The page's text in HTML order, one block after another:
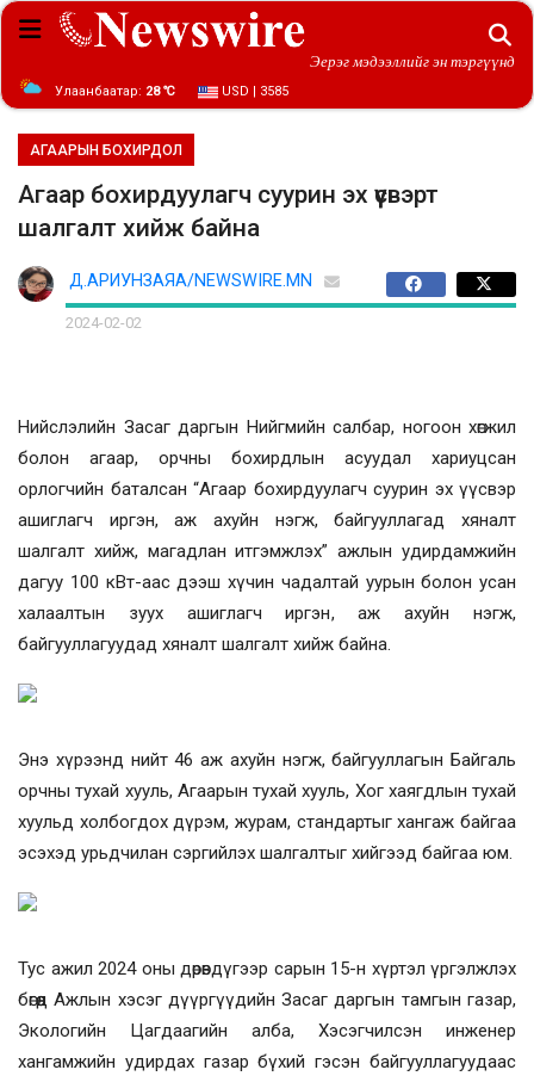
Эерэг мэдээллийг эн тэргүүнд
Улаанбаатар: 28 ℃ USD | 3585
АГААРЫН БОХИРДОЛ
Агаар бохирдуулагч суурин эх үүсвэрт
шалгалт хийж байна
Д.АРИУНЗАЯА/NEWSWIRE.MN
2024-02-02
Нийслэлийн Засаг даргын Нийгмийн салбар, ногоон хөгжил
болон агаар, орчны бохирдлын асуудал хариуцсан
орлогчийн баталсан “Агаар бохирдуулагч суурин эх үүсвэр
ашиглагч иргэн, аж ахуйн нэгж, байгууллагад хяналт
шалгалт хийж, магадлан итгэмжлэх” ажлын удирдамжийн
дагуу 100 кВт-аас дээш хүчин чадалтай уурын болон усан
халаалтын зуух ашиглагч иргэн, аж ахуйн нэгж,
байгууллагуудад хяналт шалгалт хийж байна.
Энэ хүрээнд нийт 46 аж ахуйн нэгж, байгууллагын Байгаль
орчны тухай хууль, Агаарын тухай хууль, Хог хаягдлын тухай
хуульд холбогдох дүрэм, журам, стандартыг хангаж байгаа
эсэхэд урьдчилан сэргийлэх шалгалтыг хийгээд байгаа юм.
Тус ажил 2024 оны дөрөвдүгээр сарын 15-н хүртэл үргэлжлэх
бөгөөд Ажлын хэсэг дүүргүүдийн Засаг даргын тамгын газар,
Экологийн Цагдаагийн алба, Хэсэгчилсэн инженер
хангамжийн удирдах газар бүхий гэсэн байгууллагуудаас